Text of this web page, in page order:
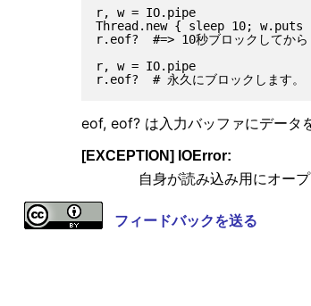
r, w = IO.pipe
Thread.new { sleep 10;
r.eof?  #=> 10秒ブロックしてか
r, w = IO.pipe
eof, eof? は入力バッファにデータ
[EXCEPTION] IOError:
自身が読み込み用にオー
フィードバックを送る